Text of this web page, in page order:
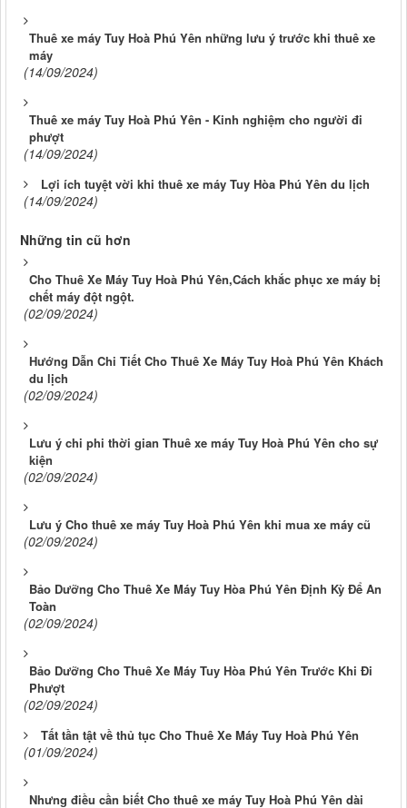
Thuê xe máy Tuy Hoà Phú Yên những lưu ý trước khi thuê xe
máy
(14/09/2024)
Thuê xe máy Tuy Hoà Phú Yên - Kinh nghiệm cho người đi
phượt
(14/09/2024)
Lợi ích tuyệt vời khi thuê xe máy Tuy Hòa Phú Yên du lịch
(14/09/2024)
Những tin cũ hơn
Cho Thuê Xe Máy Tuy Hoà Phú Yên,Cách khắc phục xe máy bị
chết máy đột ngột.
(02/09/2024)
Hướng Dẫn Chi Tiết Cho Thuê Xe Máy Tuy Hoà Phú Yên Khách
du lịch
(02/09/2024)
Lưu ý chi phi thời gian Thuê xe máy Tuy Hoà Phú Yên cho sự
kiện
(02/09/2024)
Lưu ý Cho thuê xe máy Tuy Hoà Phú Yên khi mua xe máy cũ
(02/09/2024)
Bảo Dưỡng Cho Thuê Xe Máy Tuy Hòa Phú Yên Định Kỳ Để An
Toàn
(02/09/2024)
Bảo Dưỡng Cho Thuê Xe Máy Tuy Hòa Phú Yên Trước Khi Đi
Phượt
(02/09/2024)
Tất tần tật về thủ tục Cho Thuê Xe Máy Tuy Hoà Phú Yên
(01/09/2024)
Nhưng điều cần biết Cho thuê xe máy Tuy Hoà Phú Yên dài